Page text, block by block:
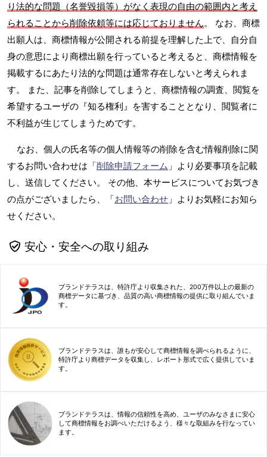
り法的な問題（名誉毀損等）がなく表現の自由の範囲内と考え
られることから削除依頼等には応じておりません。 なお、商標
出願人は、商標情報が公開される前提を理解した上で、自分自
身の意思により商標出願を行っていると考えると、商標情報を
掲載するにあたり法的な問題は通常存在しないと考えられま
す。 また、記事を削除してしまうと、商標情報の調査、閲覧を
希望するユーザの『知る権利』を害することとなり、閲覧者に
不利益が生じてしまうためです。
なお、個人の氏名等の個人情報等の削除を含む情報削除に関
するお問い合わせは「削除申請フォーム 」より必要事項を記載
し、送信してください。 その他、本サービスについてお気づき
の点がございましたら、「お問い合わせ 」よりお気軽にお知ら
せください。
安心・安全への取り組み
ブランドテラスは、特許庁より収集された、200万件以上の最新の
商標データに基づき、品質の高い商標情報の提供に取り組んでいま
す。
ブランドテラスは、誰もが安心して商標情報を調べられるように、
特許庁より商標データを収集し、レポート形式で広く提供していま
す。
ブランドテラスは、情報の信頼性を高め、ユーザのみなさまに安心
して商標情報をお調べいただけるよう、様々な取組みを行なってい
ます。